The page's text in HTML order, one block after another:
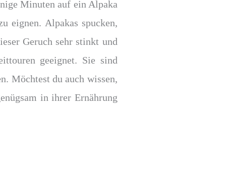
Minuten auf ein Alpaka
eignen. Alpakas spucken,
Geruch sehr stinkt und
geeignet. Sie sind
Möchtest du auch wissen,
in ihrer Ernährung